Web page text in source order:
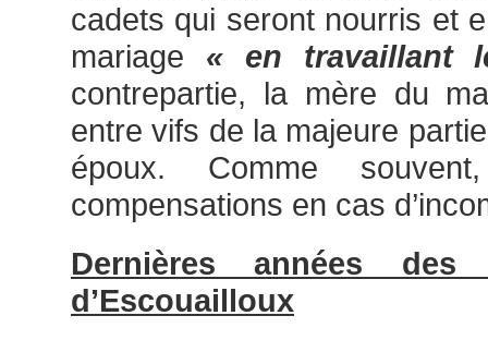
cadets qui seront nourris et
mariage « en travaillant
contrepartie, la mère du
entre vifs de la majeure
époux. Comme
compensations en cas
Dernières années des
d’Escouailloux